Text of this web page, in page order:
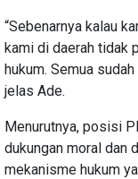
“Sebenarnya kalau
kami di daerah tidak
hukum. Semua
jelas Ade.
Menurutnya, posisi
dukungan moral dan
mekanisme hukum